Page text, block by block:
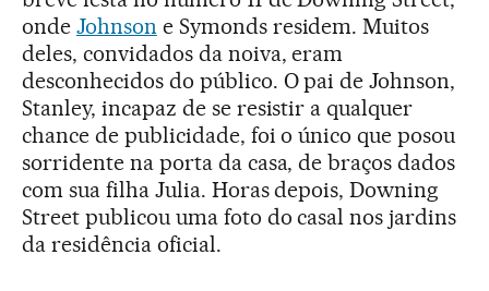
onde Johnson e Symonds residem. Muitos
deles, convidados da noiva, eram
desconhecidos do público. O pai de Johnson,
Stanley, incapaz de se resistir a qualquer
chance de publicidade, foi o único que posou
sorridente na porta da casa, de braços dados
com sua filha Julia. Horas depois, Downing
Street publicou uma foto do casal nos jardins
da residência oficial.